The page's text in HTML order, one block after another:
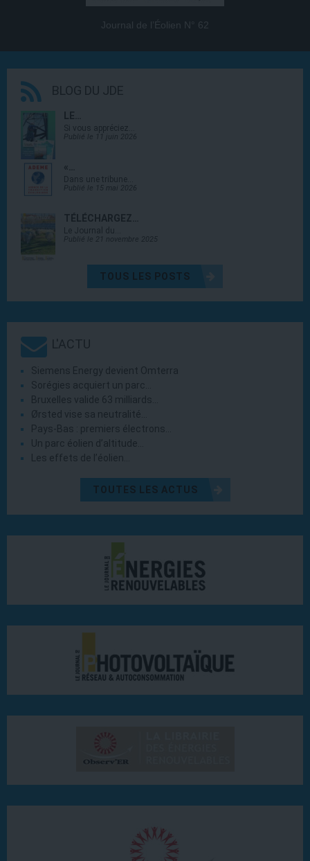
Journal de l’Éolien N° 62
BLOG DU JDE
LE…
Si vous appréciez…
Publié le 11 juin 2026
«…
Dans une tribune…
Publié le 15 mai 2026
TÉLÉCHARGEZ…
Le Journal du…
Publié le 21 novembre 2025
TOUS LES POSTS
L'ACTU
Siemens Energy devient Omterra
Sorégies acquiert un parc…
Bruxelles valide 63 milliards…
Ørsted vise sa neutralité…
Pays-Bas : premiers électrons…
Un parc éolien d’altitude…
Les effets de l’éolien…
TOUTES LES ACTUS